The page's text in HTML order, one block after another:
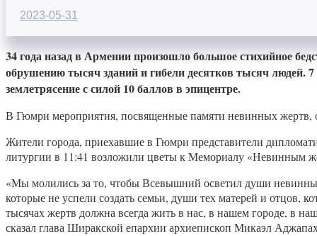
2023-05-31
34 года назад в Армении произошло большое стихийное
обрушению тысяч зданий и гибели десятков тысяч людей.
землетрясение с силой 10 баллов в эпицентре.
В Гюмри мероприятия, посвященные памяти невинных жертв,
Жители города, приехавшие в Гюмри представители
литургии в 11:41 возложили цветы к Мемориалу «Невинным
«Мы молились за то, чтобы Всевышний осветил души
которые не успели создать семьи, души тех матерей и отцов,
тысячах жертв должна всегда жить в нас, в нашем городе, в
сказал глава Ширакской епархии архиепископ Микаэл